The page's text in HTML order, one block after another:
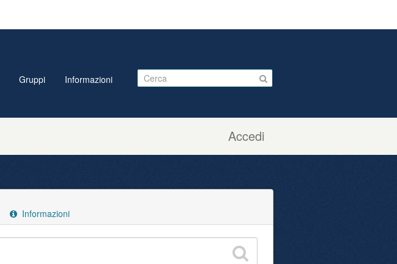
Accedi
Gruppi Informazioni
Informazioni